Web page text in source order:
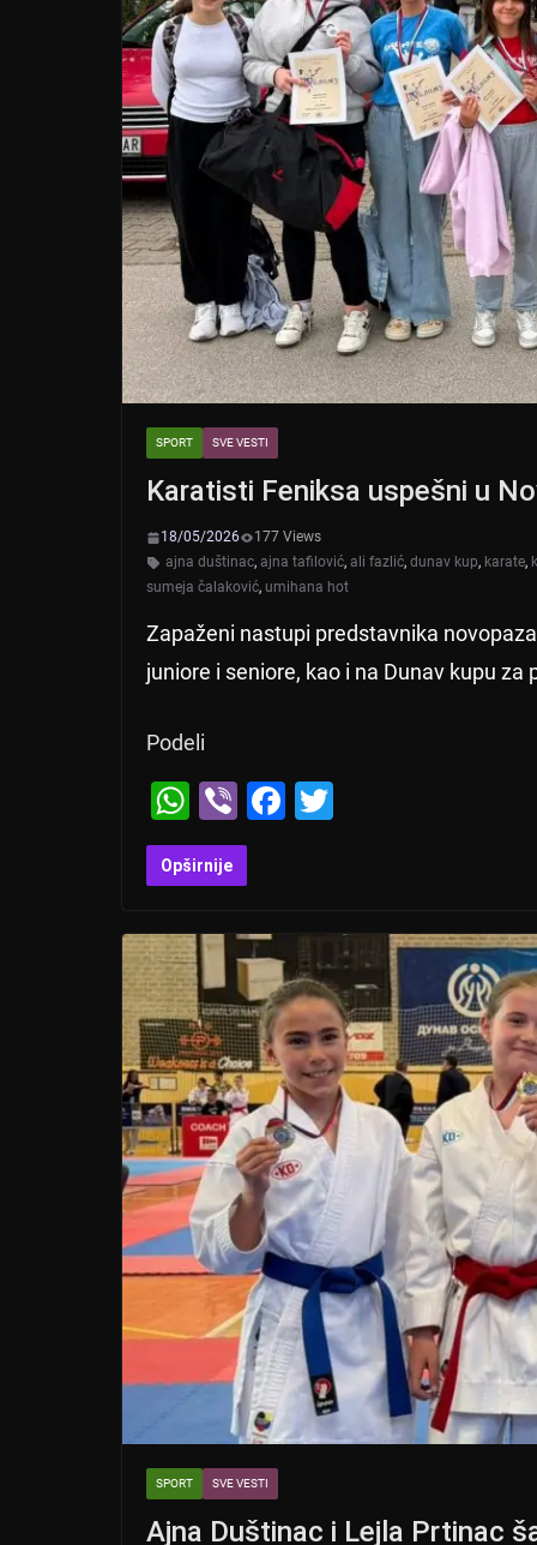
SPORT SVE VESTI
Karatisti Feniksa uspešni u
18/05/2026
177 Views
ajna duštinac, ajna tafilović, ali fazlić, dunav kup, karate,
sumeja čalaković, umihana hot
Zapaženi nastupi predstavnika
juniore i seniore, kao i na Dunav kupu za
Podeli
W
h
at
A
p
p
Vi
b
er
F
b
o
o
k
Opširnije
SPORT SVE VESTI
Ajna Duštinac i Lejla Prtinac